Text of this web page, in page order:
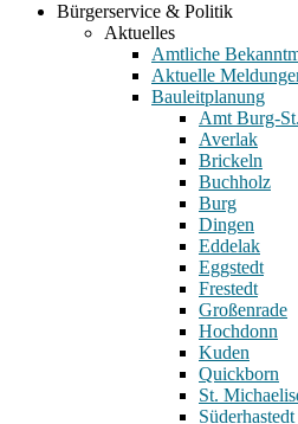
Bürgerservice & Politik
Aktuelles
Amtliche
Aktuelle
Bauleitplanung
Amt Burg-
Averlak
Brickeln
Buchholz
Burg
Dingen
Eddelak
Eggstedt
Frestedt
Großenrade
Hochdonn
Kuden
Quickborn
St.
Süderhastedt